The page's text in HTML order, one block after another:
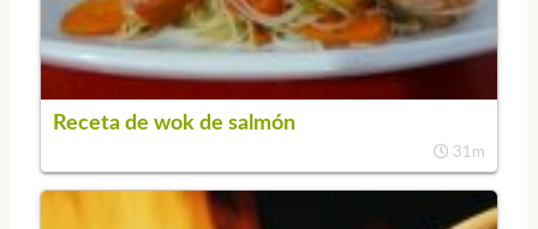
Receta de wok de salmón
31m